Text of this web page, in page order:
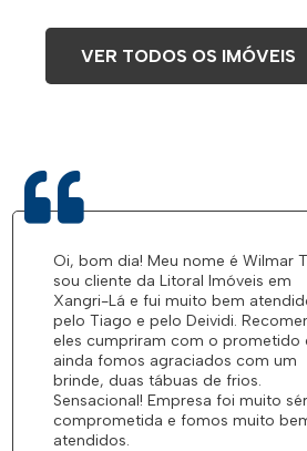
VER TODOS OS IMÓVEIS
Oi, bom dia! Meu nome é Wilmar
sou cliente da Litoral Imóveis em
Xangri-Lá e fui muito bem
pelo Tiago e pelo Deividi.
eles cumpriram com o prometido
ainda fomos agraciados com um
brinde, duas tábuas de frios.
Sensacional! Empresa foi muito
comprometida e fomos muito
atendidos.